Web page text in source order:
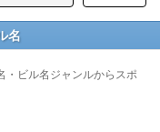
名
・ビル名ジャンルからスポ